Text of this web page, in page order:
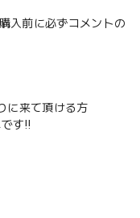
入前に必ずコメントの
に来て頂ける方
す‼️